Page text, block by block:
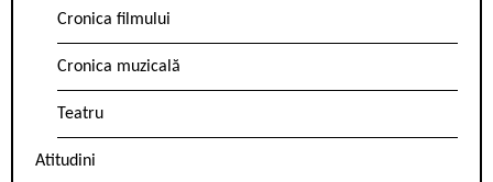
Cronica filmului
Cronica muzicală
Teatru
Atitudini